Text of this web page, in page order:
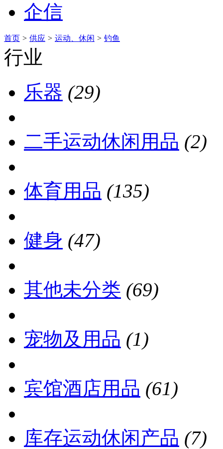
企信
首页 > 供应 > 运动、休闲 > 钓鱼
行业
乐器 (29)
二手运动休闲用品 (2)
体育用品 (135)
健身 (47)
其他未分类 (69)
宠物及用品 (1)
宾馆酒店用品 (61)
库存运动休闲产品 (7)